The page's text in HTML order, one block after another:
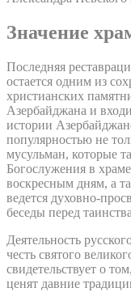
Значение
Последняя
остается одним из
христианских
Азербайджана и
истории
популярностью не
мусульман, которые
Богослужения в
воскресным дням, а
ведется духовно-
беседы перед
Деятельность
честь святого
свидетельствует о
ценят давние